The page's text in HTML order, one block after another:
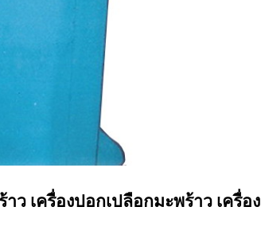
ว เครื่องปอกเปลือกมะพร้าว เครื่อง